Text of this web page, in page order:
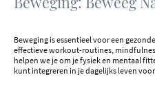
Beweging is essentieel voor een
effectieve workout-routines,
helpen we je om je fysiek en mentaal
kunt integreren in je dagelijks leven